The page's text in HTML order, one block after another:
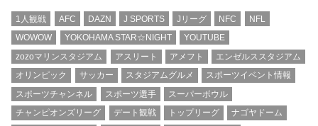
1人観戦 AFC DAZN J SPORTS Jリーグ NFC
NFL
WOWOW
YOKOHAMA STAR☆NIGHT
YOUTUBE
zozoマリンスタジアム
アスリート アメフト
エンゼルススタジアム
オリンピック
サッカー スタジアムグルメ
スポーツイベント情報
スポーツチャンネル
スポーツ選手
スーパーボウル
チャンピオンズリーグ
デート観戦 トップリーグ
ナゴヤドーム